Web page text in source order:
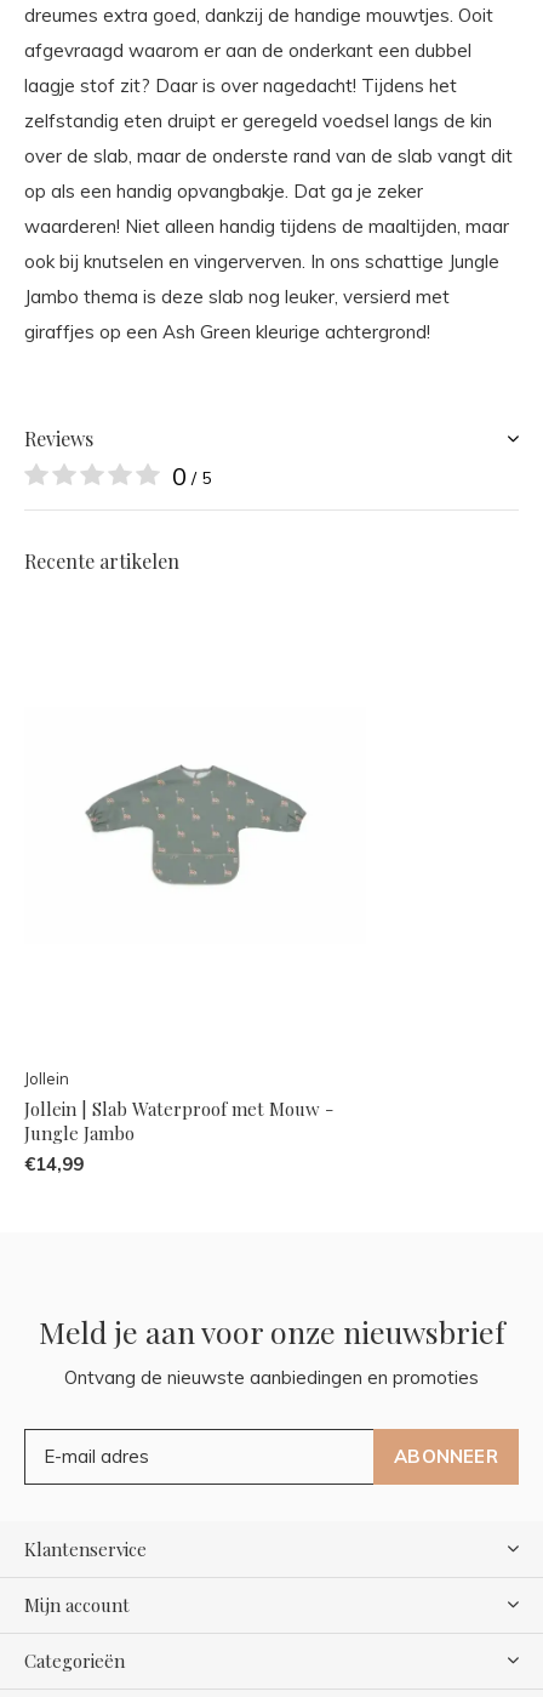
dreumes extra goed, dankzij de handige mouwtjes. Ooit
afgevraagd waarom er aan de onderkant een dubbel
laagje stof zit? Daar is over nagedacht! Tijdens het
zelfstandig eten druipt er geregeld voedsel langs de kin
over de slab, maar de onderste rand van de slab vangt dit
op als een handig opvangbakje. Dat ga je zeker
waarderen! Niet alleen handig tijdens de maaltijden, maar
ook bij knutselen en vingerverven. In ons schattige Jungle
Jambo thema is deze slab nog leuker, versierd met
giraffjes op een Ash Green kleurige achtergrond!
Reviews
0 / 5
Recente artikelen
Jollein
Jollein | Slab Waterproof met Mouw -
Jungle Jambo
€14,99
Meld je aan voor onze nieuwsbrief
Ontvang de nieuwste aanbiedingen en promoties
ABONNEER
Klantenservice
Mijn account
Categorieën